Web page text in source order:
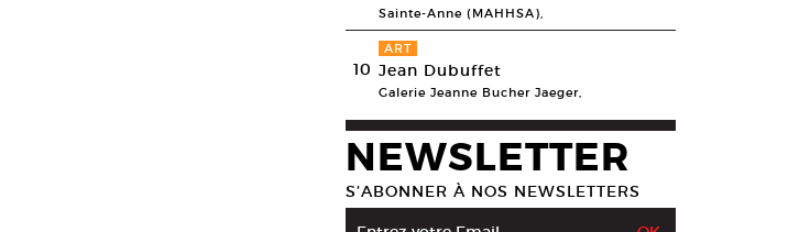
Sainte-Anne (MAHHSA),
10
ART
Jean Dubuffet
Galerie Jeanne Bucher Jaeger,
NEWSLETTER
S’ABONNER À NOS NEWSLETTERS